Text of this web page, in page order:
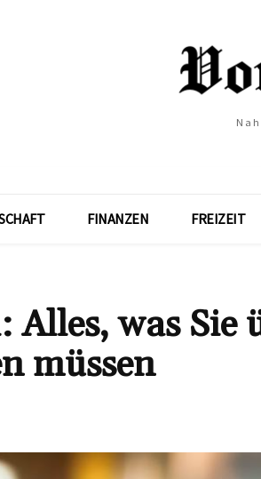
FINANZEN FREIZEIT
Alles, was Sie
müssen